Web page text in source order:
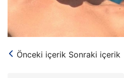
Önceki içerik Sonraki içerik